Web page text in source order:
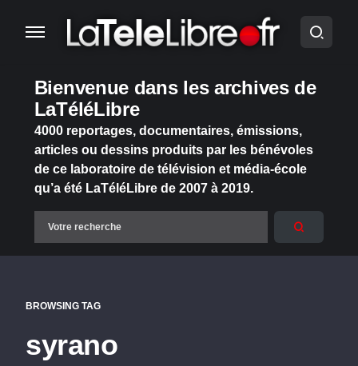
Bienvenue dans les archives de
LaTéléLibre
4000 reportages, documentaires, émissions,
articles ou dessins produits par les bénévoles
de ce laboratoire de télévision et média-école
qu’a été LaTéléLibre de 2007 à 2019.
BROWSING TAG
syrano